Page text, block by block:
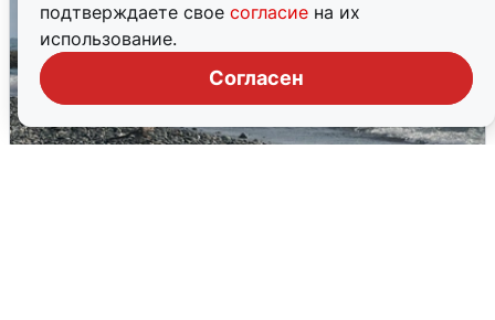
подтверждаете свое согласие на их
использование.
Согласен